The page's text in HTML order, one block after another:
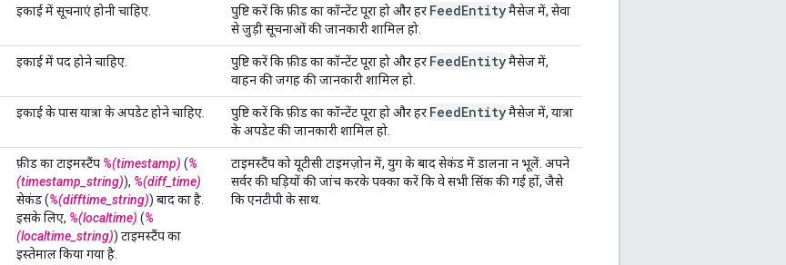
इकाई में सूचनाएं होनी चाहिए. पुष्टि करें कि फ़ीड का कॉन्टेंट पूरा हो और हर FeedEntityमैसेज में, सेवा
से जुड़ी सूचनाओं की जानकारी शामिल हो.
इकाई में पद होने चाहिए. पुष्टि करें कि फ़ीड का कॉन्टेंट पूरा हो और हर FeedEntityमैसेज में,
वाहन की जगह की जानकारी शामिल हो.
इकाई के पास यात्रा के अपडेट होने चाहिए. पुष्टि करें कि फ़ीड का कॉन्टेंट पूरा हो और हर FeedEntityमैसेज में, यात्रा
के अपडेट की जानकारी शामिल हो.
फ़ीड का टाइमस्टैंप %(timestamp) (%
(timestamp_string)), %(diff_time)
सेकंड (%(difftime_string)) बाद का है.
इसके लिए, %(localtime) (%
(localtime_string)) टाइमस्टैंप का
इस्तेमाल किया गया है.
टाइमस्टैंप को यूटीसी टाइमज़ोन में, युग के बाद सेकंड में डालना न भूलें. अपने
सर्वर की घड़ियों की जांच करके पक्का करें कि वे सभी सिंक की गई हों, जैसे
कि एनटीपी के साथ.